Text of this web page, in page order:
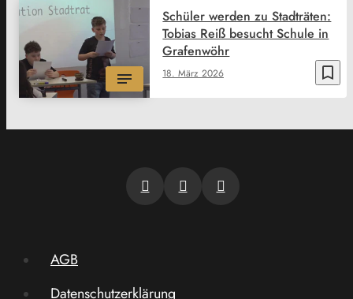
bookmark_border
18. März 2026
Schüler werden zu Stadträten:
Tobias Reiß besucht Schule in
Grafenwöhr
AGB
Datenschutzerklärung